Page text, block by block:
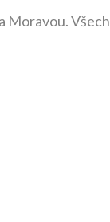
Moravou.